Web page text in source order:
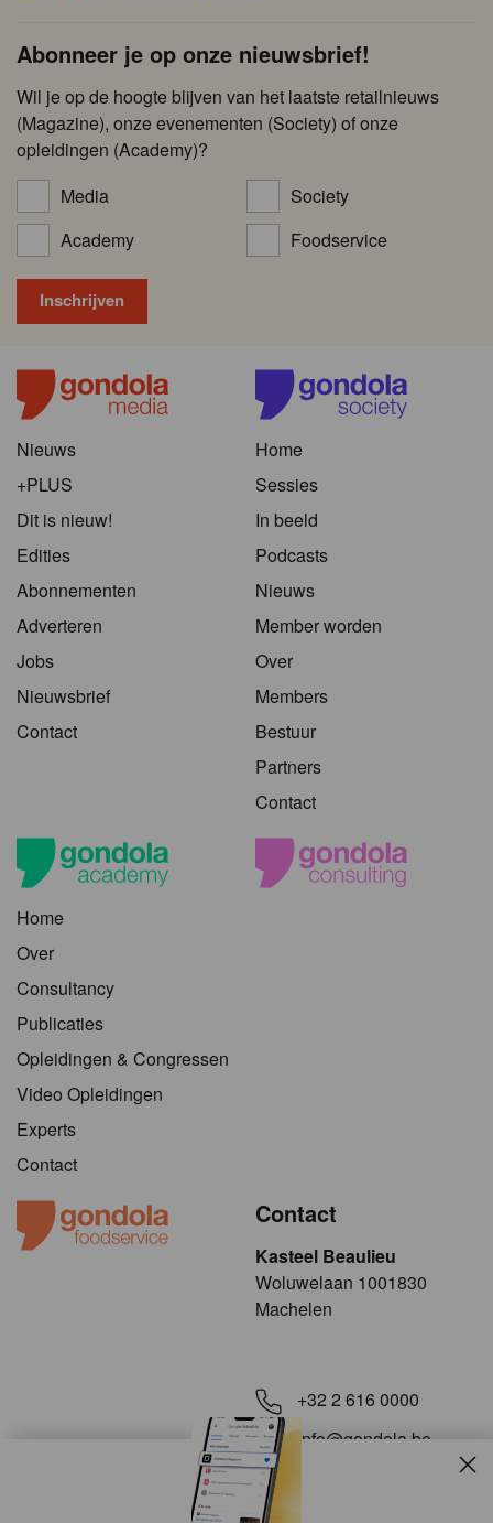
Abonneer je op onze nieuwsbrief!
Wil je op de hoogte blijven van het laatste retailnieuws
(Magazine), onze evenementen (Society) of onze
opleidingen (Academy)?
Media
Society
Academy
Foodservice
Nieuws
+PLUS
Dit is nieuw!
Edities
Abonnementen
Adverteren
Jobs
Nieuwsbrief
Contact
Home
Sessies
In beeld
Podcasts
Nieuws
Member worden
Over
Members
Bestuur
Partners
Contact
Home
Over
Consultancy
Publicaties
Opleidingen & Congressen
Video Opleidingen
Experts
Contact
Contact
Kasteel Beaulieu
​​​Woluwelaan 1001830
Machelen
+32 2 616 0000
info@gondola.be
Volg ons op